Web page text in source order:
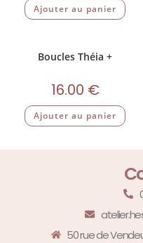
Ajouter au panier
Boucles Théia +
16.00 €
Ajouter au panier
50 rue de